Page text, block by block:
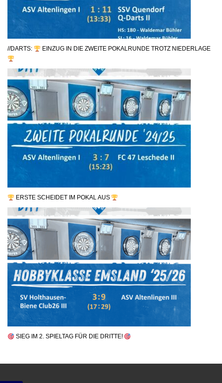
//DARTS: EINZUG IN DIE ZWEITE POKALRUNDE TROTZ NIEDERLAGE
ERSTE SCHEIDET IM POKAL AUS
SIEG IM 2. SPIELTAG FÜR DIE DRITTE!